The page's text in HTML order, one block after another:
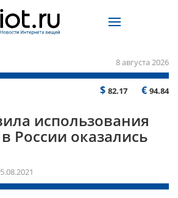
8 августа 2026
$ 82.17 € 94.84
использования
России оказались